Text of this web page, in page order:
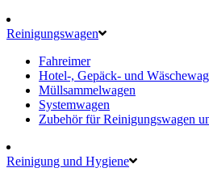
Reinigungswagen
Fahreimer
Hotel-, Gepäck- und
Müllsammelwagen
Systemwagen
Zubehör für Reinigungswagen
Reinigung und Hygiene